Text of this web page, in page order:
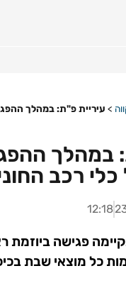
> עיריית פ"ת: במהלך
במהלך
רכב
12:18
22.10 התקיימה פגישה
כל מוצאי שבת